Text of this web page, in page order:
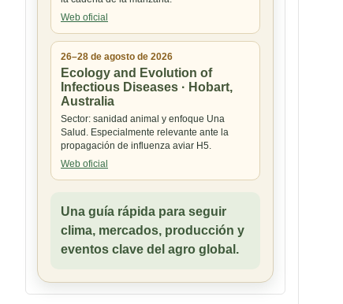
Web oficial
26–28 de agosto de 2026
Ecology and Evolution of
Infectious Diseases · Hobart,
Australia
Sector: sanidad animal y enfoque Una
Salud. Especialmente relevante ante la
propagación de influenza aviar H5.
Web oficial
Una guía rápida para seguir
clima, mercados, producción y
eventos clave del agro global.